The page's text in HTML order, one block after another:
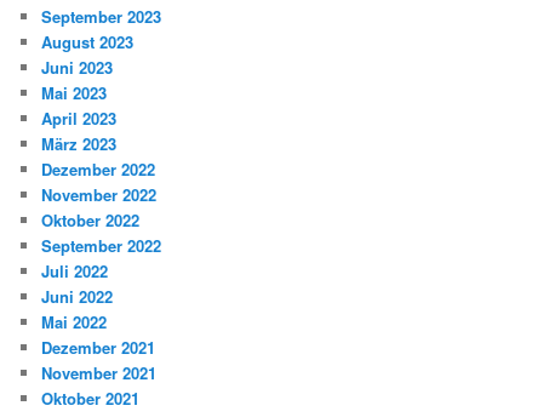
September 2023
August 2023
Juni 2023
Mai 2023
April 2023
März 2023
Dezember 2022
November 2022
Oktober 2022
September 2022
Juli 2022
Juni 2022
Mai 2022
Dezember 2021
November 2021
Oktober 2021